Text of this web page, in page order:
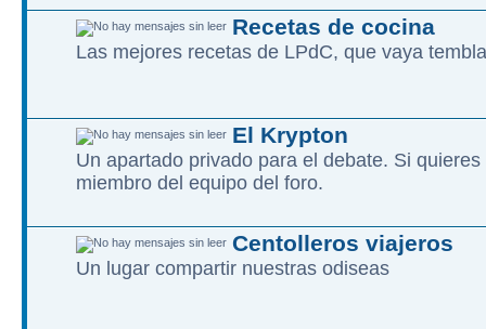
Recetas de cocina
Las mejores recetas de LPdC, que vaya
El Krypton
Un apartado privado para el debate. Si
miembro del equipo del foro.
Centolleros viajeros
Un lugar compartir nuestras odiseas